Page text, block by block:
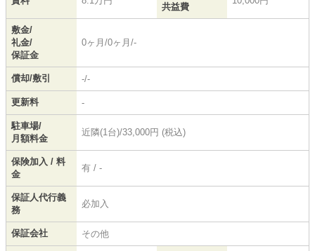
共益費
敷金/
礼金/
保証金
0ヶ月/0ヶ月/-
償却/敷引 -/-
更新料 -
駐車場/
月額料金
近隣(1台)/33,000円 (税込)
保険加入 / 料
金
有 / -
保証人代行義
務
必加入
保証会社 その他